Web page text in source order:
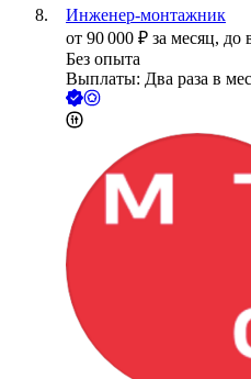
Инженер-монтажник
от 90 000 ₽ за месяц, до
Без опыта
Выплаты: Два раза в